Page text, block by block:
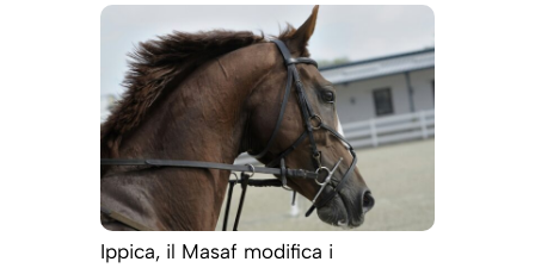
Ippica, il Masaf modifica i